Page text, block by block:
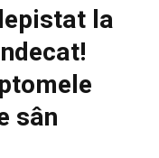
la
sân